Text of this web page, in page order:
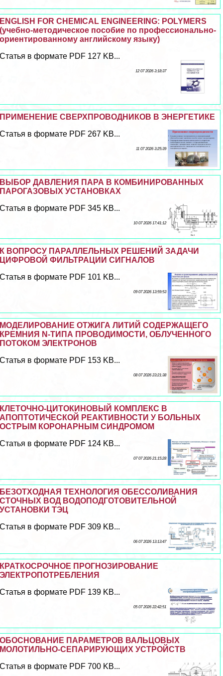
ENGLISH FOR CHEMICAL ENGINEERING: POLYMERS
(учебно-методическое пособие по профессионально-
ориентированному английскому языку)
Статья в формате PDF 127 KB...
12 07 2026 3:18:37
ПРИМЕНЕНИЕ СВЕРХПРОВОДНИКОВ В ЭНЕРГЕТИКЕ
Статья в формате PDF 267 KB...
11 07 2026 3:25:39
ВЫБОР ДАВЛЕНИЯ ПАРА В КОМБИНИРОВАННЫХ
ПАРОГАЗОВЫХ УСТАНОВКАХ
Статья в формате PDF 345 KB...
10 07 2026 17:41:12
К ВОПРОСУ ПАРАЛЛЕЛЬНЫХ РЕШЕНИЙ ЗАДАЧИ
ЦИФРОВОЙ ФИЛЬТРАЦИИ СИГНАЛОВ
Статья в формате PDF 101 KB...
09 07 2026 13:59:53
МОДЕЛИРОВАНИЕ ОТЖИГА ЛИТИЙ СОДЕРЖАЩЕГО
КРЕМНИЯ N-ТИПА ПРОВОДИМОСТИ, ОБЛУЧЕННОГО
ПОТОКОМ ЭЛЕКТРОНОВ
Статья в формате PDF 153 KB...
08 07 2026 23:21:38
КЛЕТОЧНО-ЦИТОКИНОВЫЙ КОМПЛЕКС В
АПОПТОТИЧЕСКОЙ РЕАКТИВНОСТИ У БОЛЬНЫХ
ОСТРЫМ КОРОНАРНЫМ СИНДРОМОМ
Статья в формате PDF 124 KB...
07 07 2026 21:15:28
БЕЗОТХОДНАЯ ТЕХНОЛОГИЯ ОБЕССОЛИВАНИЯ
СТОЧНЫХ ВОД ВОДОПОДГОТОВИТЕЛЬНОЙ
УСТАНОВКИ ТЭЦ
Статья в формате PDF 309 KB...
06 07 2026 13:13:47
КРАТКОСРОЧНОЕ ПРОГНОЗИРОВАНИЕ
ЭЛЕКТРОПОТРЕБЛЕНИЯ
Статья в формате PDF 139 KB...
05 07 2026 22:42:51
ОБОСНОВАНИЕ ПАРАМЕТРОВ ВАЛЬЦОВЫХ
МОЛОТИЛЬНО-СЕПАРИРУЮЩИХ УСТРОЙСТВ
Статья в формате PDF 700 KB...